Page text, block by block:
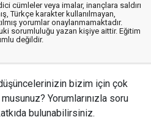
cümleler veya imalar, inançlara saldırı
Türkçe karakter kullanılmayan,
yorumlar onaylanmamaktadır.
sorumluluğu yazan kişiye aittir. Eğitim
değildir.
bizim için çok
Yorumlarınızla soru
bulunabilirsiniz.